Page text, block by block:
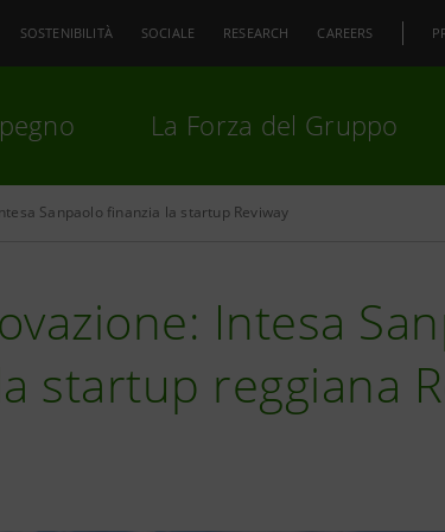
SOSTENIBILITÀ SOCIALE RESEARCH CAREERS
La Forza del Gruppo
Sanpaolo finanzia la startup Reviway
Intesa
startup reggiana